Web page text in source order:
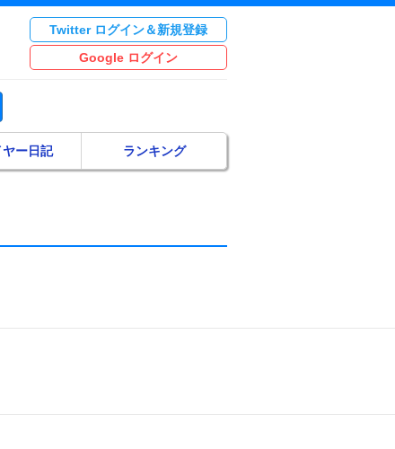
Twitter ログイン＆新規登録
Google ログイン
ヤー日記 ランキング